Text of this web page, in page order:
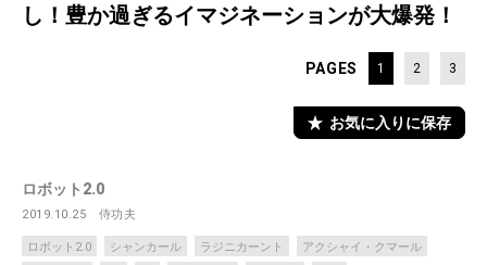
し！豊か過ぎるイマジネーションが大爆発！
PAGES 1 2 3
お気に入りに保存
ロボット2.0
2019.10.25 侍功夫
ロボット2.0 シャンカール ラジニカーント
アクシャイ・クマール